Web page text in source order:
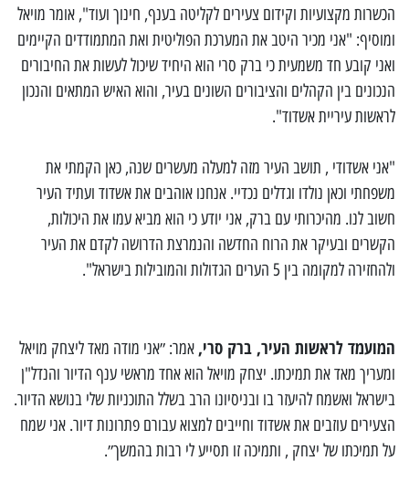
הכשרות מקצועיות וקידום צעירים לקליטה בענף, חינוך ועוד", אומר מויאל
ומוסיף: "אני מכיר היטב את המערכת הפוליטית ואת המתמודדים הקיימים
ואני קובע חד משמעית כי ברק סרי הוא היחיד שיכול לעשות את החיבורים
הנכונים בין הקהלים והציבורים השונים בעיר, והוא האיש המתאים והנכון
לראשות עיריית אשדוד".
"אני אשדודי , תושב העיר מזה למעלה מעשרים שנה, כאן הקמתי את
משפחתי וכאן נולדו וגדלים נכדיי. אנחנו אוהבים את אשדוד ועתיד העיר
חשוב לנו. מהיכרותי עם ברק, אני יודע כי הוא מביא עמו את היכולות,
הקשרים ובעיקר את הרוח החדשה והנמרצת הדרושה לקדם את העיר
ולהחזירה למקומה בין 5 הערים הגדולות והמובילות בישראל".
המועמד לראשות העיר, ברק סרי, אמר: ״אני מודה מאד ליצחק מויאל
ומעריך מאד את תמיכתו. יצחק מויאל הוא אחד מראשי ענף הדיור והנדל"ן
בישראל ואשמח להיעזר בו ובניסיונו הרב בשלל התוכניות שלי בנושא הדיור.
הצעירים עוזבים את אשדוד וחייבים למצוא עבורם פתרונות דיור. אני שמח
על תמיכתו של יצחק , ותמיכה זו תסייע לי רבות בהמשך״.